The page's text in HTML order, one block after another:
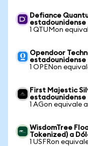
Defiance
estadounidense
1 QTUMon
Opendoor
estadounidense
1 OPENon
First Majestic
estadounidense
1 AGon equivale
WisdomTree
Tokenized) a
1 USFRon